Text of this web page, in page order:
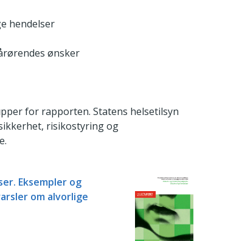
hendelser
ønsker
for rapporten. Statens helsetilsyn
risikostyring og
Eksempler og
om alvorlige